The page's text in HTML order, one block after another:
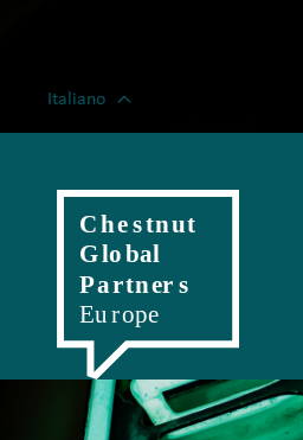
Italiano